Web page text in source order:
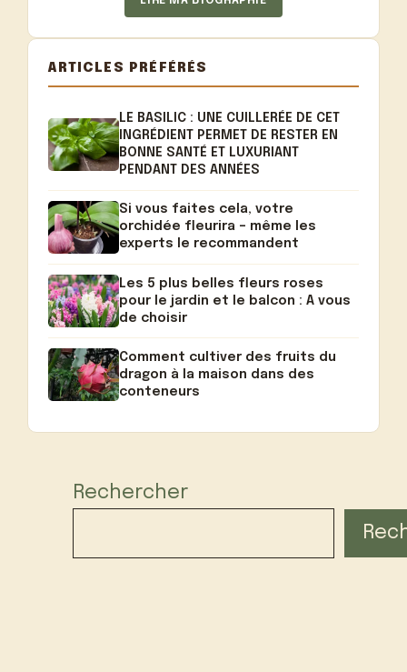
ARTICLES PRÉFÉRÉS
LE BASILIC : UNE CUILLERÉE DE CET
INGRÉDIENT PERMET DE RESTER EN
BONNE SANTÉ ET LUXURIANT
PENDANT DES ANNÉES
Si vous faites cela, votre
orchidée fleurira – même les
experts le recommandent
Les 5 plus belles fleurs roses
pour le jardin et le balcon : A vous
de choisir
Comment cultiver des fruits du
dragon à la maison dans des
conteneurs
Rechercher